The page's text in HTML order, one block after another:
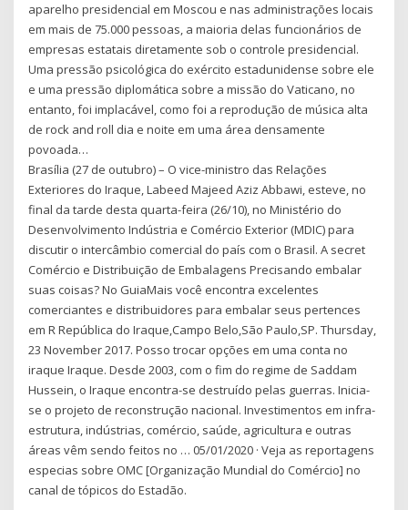
aparelho presidencial em Moscou e nas administrações locais
em mais de 75.000 pessoas, a maioria delas funcionários de
empresas estatais diretamente sob o controle presidencial.
Uma pressão psicológica do exército estadunidense sobre ele
e uma pressão diplomática sobre a missão do Vaticano, no
entanto, foi implacável, como foi a reprodução de música alta
de rock and roll dia e noite em uma área densamente
povoada…
Brasília (27 de outubro) – O vice-ministro das Relações
Exteriores do Iraque, Labeed Majeed Aziz Abbawi, esteve, no
final da tarde desta quarta-feira (26/10), no Ministério do
Desenvolvimento Indústria e Comércio Exterior (MDIC) para
discutir o intercâmbio comercial do país com o Brasil. A secret
Comércio e Distribuição de Embalagens Precisando embalar
suas coisas? No GuiaMais você encontra excelentes
comerciantes e distribuidores para embalar seus pertences
em R República do Iraque,Campo Belo,São Paulo,SP. Thursday,
23 November 2017. Posso trocar opções em uma conta no
iraque Iraque. Desde 2003, com o fim do regime de Saddam
Hussein, o Iraque encontra-se destruído pelas guerras. Inicia-
se o projeto de reconstrução nacional. Investimentos em infra-
estrutura, indústrias, comércio, saúde, agricultura e outras
áreas vêm sendo feitos no … 05/01/2020 · Veja as reportagens
especias sobre OMC [Organização Mundial do Comércio] no
canal de tópicos do Estadão.